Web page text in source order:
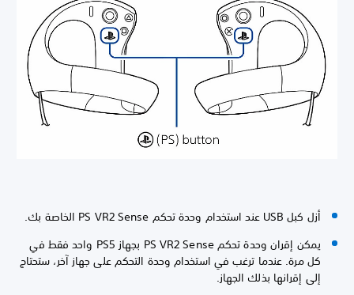
أزل كبل USB عند استخدام وحدة تحكم PS VR2 Sense الخاصة بك.
يمكن إقران وحدة تحكم PS VR2 Sense بجهاز PS5 واحد فقط في
كل مرة. عندما ترغب في استخدام وحدة التحكم على جهاز آخر، ستحتاج
إلى إقرانها بذلك الجهاز.